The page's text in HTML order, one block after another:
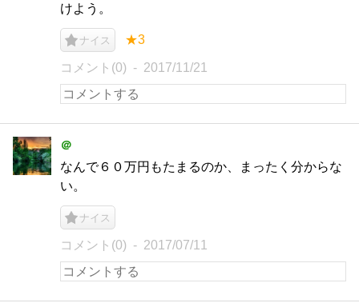
けよう。
ナイス ★3
コメント(0) 2017/11/21
＠
なんで６０万円もたまるのか、まったく分からな
い。
ナイス
コメント(0) 2017/07/11